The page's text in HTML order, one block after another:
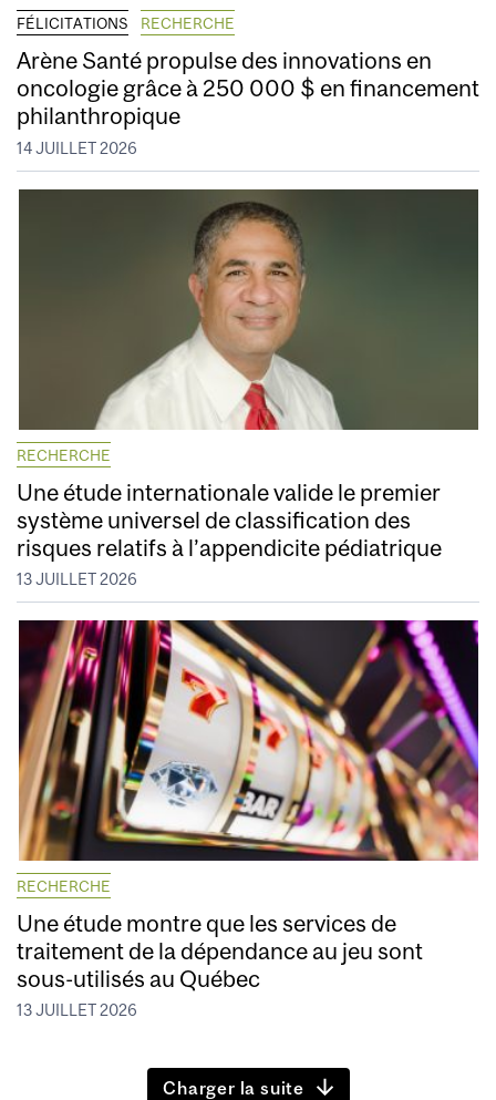
FÉLICITATIONS RECHERCHE
Arène Santé propulse des innovations en
oncologie grâce à 250 000 $ en financement
philanthropique
14 JUILLET 2026
RECHERCHE
Une étude internationale valide le premier
système universel de classification des
risques relatifs à l’appendicite pédiatrique
13 JUILLET 2026
RECHERCHE
Une étude montre que les services de
traitement de la dépendance au jeu sont
sous-utilisés au Québec
13 JUILLET 2026
Charger la suite